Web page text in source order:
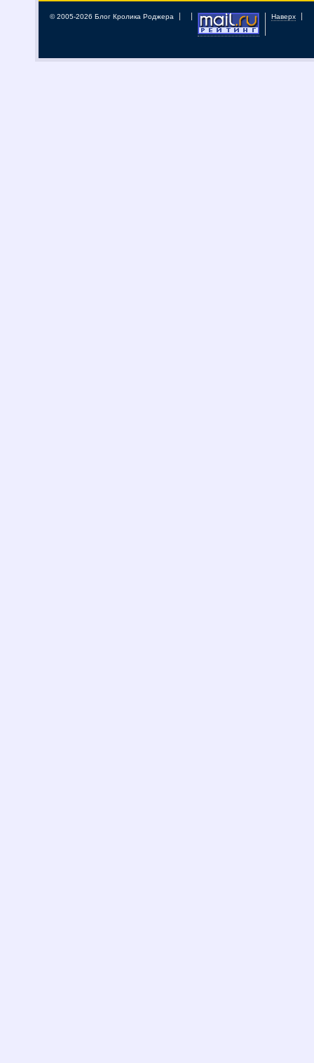
© 2005-2026 Блог Кролика Роджера Наверх